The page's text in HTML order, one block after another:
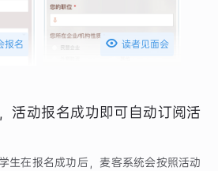
报名  读者见面会
活动报名成功即可自动订阅活
生在报名成功后，麦客系统会按照活动